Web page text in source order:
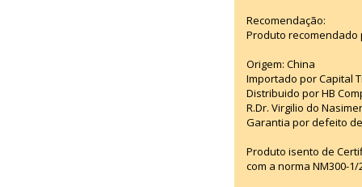
Recomendação:
Produto recomendado
Origem: China
Importado por Capital
Distribuido por HB
R.Dr. Virgilio do
Garantia por defeito
Produto isento de
com a norma NM300-